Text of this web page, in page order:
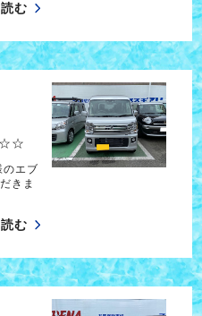
む
☆☆
のエブ
きま
む